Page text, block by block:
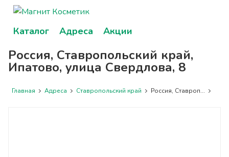
Каталог Адреса Акции
Россия, Ставропольский край,
Ипатово, улица Свердлова, 8
Главная Адреса Ставропольский край Россия, Ставроп...